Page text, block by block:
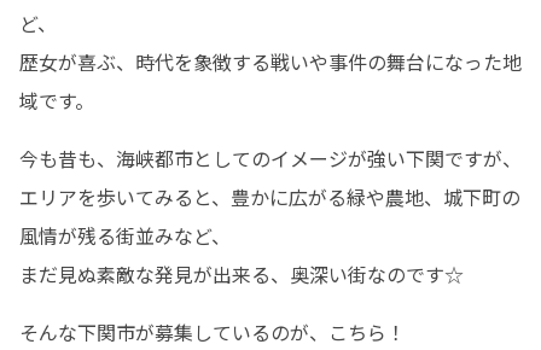
ど、
歴女が喜ぶ、時代を象徴する戦いや事件の舞台になった地
域です。
今も昔も、海峡都市としてのイメージが強い下関ですが、
エリアを歩いてみると、豊かに広がる緑や農地、城下町の
風情が残る街並みなど、
まだ見ぬ素敵な発見が出来る、奥深い街なのです☆
そんな下関市が募集しているのが、こちら！